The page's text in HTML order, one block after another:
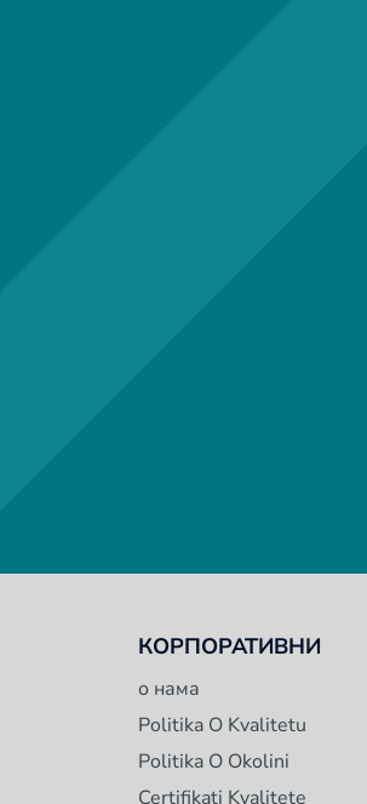
КОРПОРАТИВНИ
о нама
Politika O Kvalitetu
Politika O Okolini
Certifikati Kvalitete